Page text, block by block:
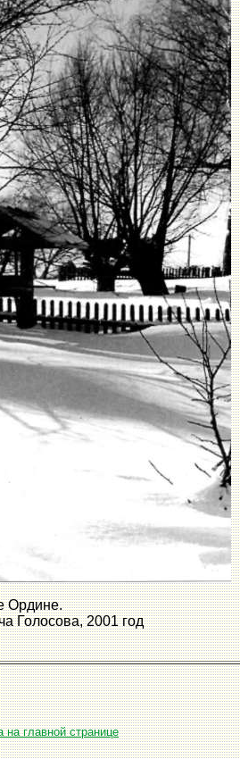
Ордине.
Голосова, 2001 год
на главной странице